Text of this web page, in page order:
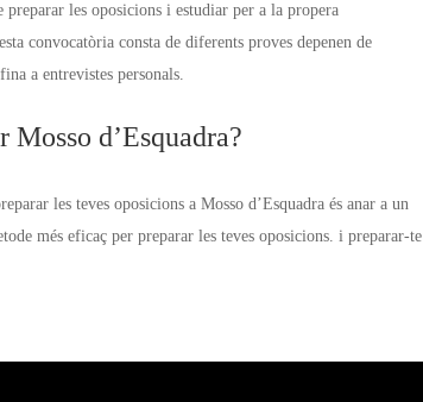
preparar les oposicions i estudiar per a la propera
convocatòria consta de diferents proves depenen de
a entrevistes personals.
d’Esquadra?
les teves oposicions a Mosso d’Esquadra és anar a un
més eficaç per preparar les teves oposicions. i preparar-te